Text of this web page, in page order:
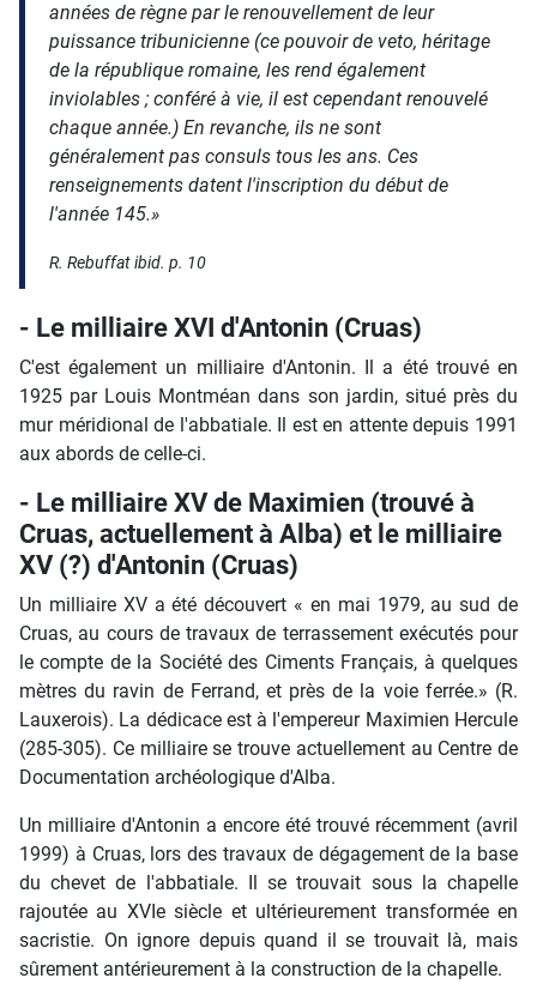
années de règne par le renouvellement de leur
puissance tribunicienne (ce pouvoir de veto, héritage
de la république romaine, les rend également
inviolables ; conféré à vie, il est cependant renouvelé
chaque année.) En revanche, ils ne sont
généralement pas consuls tous les ans. Ces
renseignements datent l'inscription du début de
l'année 145.»
R. Rebuffatibid. p. 10
- Le milliaire XVI d'Antonin (Cruas)
C'est également un milliaire d'Antonin. Il a été trouvé en
1925 par Louis Montméan dans son jardin, situé près du
mur méridional de l'abbatiale. Il est en attente depuis 1991
aux abords de celle-ci.
- Le milliaire XV de Maximien (trouvé à
Cruas, actuellement à Alba) et le milliaire
XV (?) d'Antonin (Cruas)
Un milliaire XV a été découvert « en mai 1979, au sud de
Cruas, au cours de travaux de terrassement exécutés pour
le compte de la Société des Ciments Français, à quelques
mètres du ravin de Ferrand, et près de la voie ferrée.» (R.
Lauxerois). La dédicace est à l'empereur Maximien Hercule
(285-305). Ce milliaire se trouve actuellement au Centre de
Documentation archéologique d'Alba.
Un milliaire d'Antonin a encore été trouvé récemment (avril
1999) à Cruas, lors des travaux de dégagement de la base
du chevet de l'abbatiale. Il se trouvait sous la chapelle
rajoutée au XVIe siècle et ultérieurement transformée en
sacristie. On ignore depuis quand il se trouvait là, mais
sûrement antérieurement à la construction de la chapelle.